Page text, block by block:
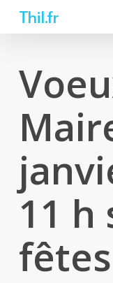
Thil.fr
11 h
fêtes